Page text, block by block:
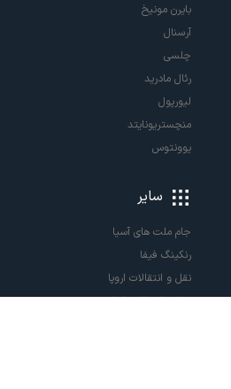
بایرن مونیخ
آرسنال
چلسی
رئال مادرید
لیورپول
منچستریونایتد
یوونتوس
سایر
جام ملت های آسیا
رنکینگ فیفا
نقل و انتقالات اروپا
نقل و انتقالات ایران